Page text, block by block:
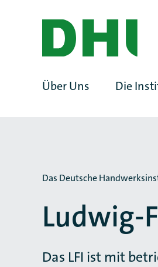
ZUM HAUPTINHALT SPRINGEN
Über Uns Die
Sie befinden sich hier:
Das Deutsche
Ludwig-
Das LFI ist mit